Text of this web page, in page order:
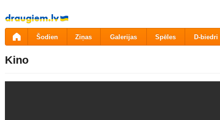
Pāriet
uz
saturu
Šodien Ziņas Galerijas Spēles D-biedri
Kino